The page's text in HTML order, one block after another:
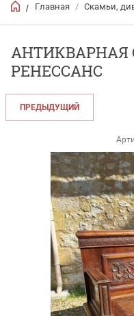
/ Главная / Скамьи,
АНТИКВАРНАЯ
РЕНЕССАНС
ПРЕДЫДУЩИЙ